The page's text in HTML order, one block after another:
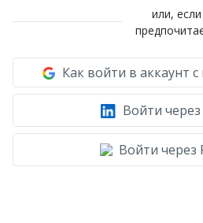
или, если
Как войти в аккаунт
Войти
Войти через